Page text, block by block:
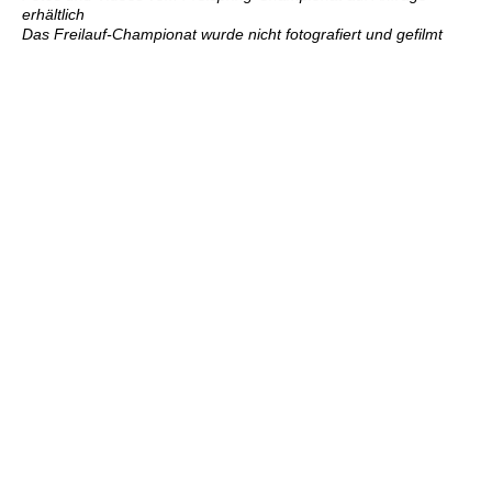
erhältlich
Das Freilauf-Championat wurde nicht fotografiert und gefilmt